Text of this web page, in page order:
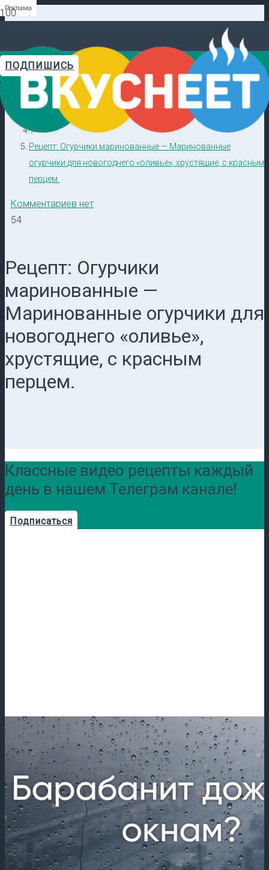
ПОДПИШИСЬ
Видеорецепты в ТГ →
Главная
/
Кулинарные секреты
/
Рецепт: Огурчики маринованные — Маринованные
огурчики для новогоднего «оливье», хрустящие, с красным
перцем.
Комментариев нет
54
Рецепт: Огурчики
маринованные —
Маринованные огурчики для
новогоднего «оливье»,
хрустящие, с красным
перцем.
Классные видео рецепты каждый
день в нашем Телеграм канале!
Подписаться
Реклама
Реклама
Реклама
Реклама
Реклама
Реклама